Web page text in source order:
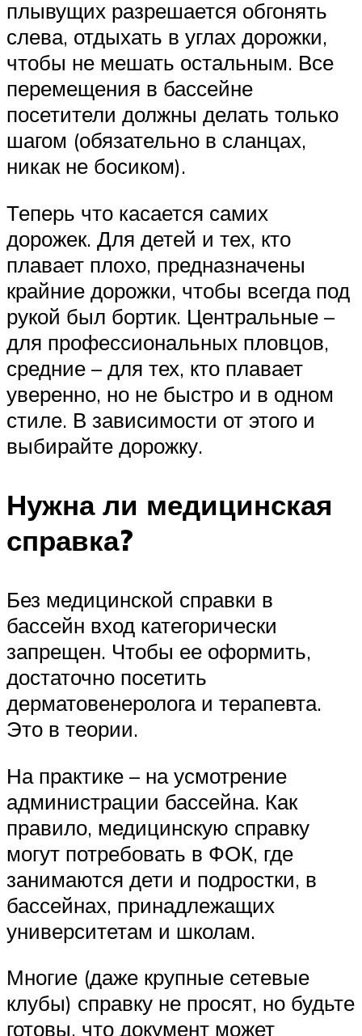
плывущих разрешается обгонять
слева, отдыхать в углах дорожки,
чтобы не мешать остальным. Все
перемещения в бассейне
посетители должны делать только
шагом (обязательно в сланцах,
никак не босиком).
Теперь что касается самих
дорожек. Для детей и тех, кто
плавает плохо, предназначены
крайние дорожки, чтобы всегда под
рукой был бортик. Центральные –
для профессиональных пловцов,
средние – для тех, кто плавает
уверенно, но не быстро и в одном
стиле. В зависимости от этого и
выбирайте дорожку.
Нужна ли медицинская
справка?
Без медицинской справки в
бассейн вход категорически
запрещен. Чтобы ее оформить,
достаточно посетить
дерматовенеролога и терапевта.
Это в теории.
На практике – на усмотрение
администрации бассейна. Как
правило, медицинскую справку
могут потребовать в ФОК, где
занимаются дети и подростки, в
бассейнах, принадлежащих
университетам и школам.
Многие (даже крупные сетевые
клубы) справку не просят, но будьте
готовы, что документ может